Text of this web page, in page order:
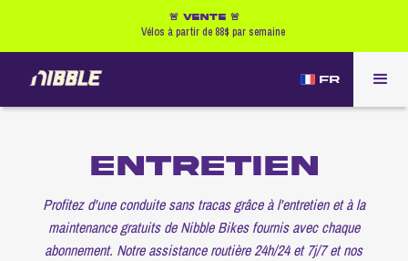
🚨 VENTE 🚨
Vélos à partir de 88$ par semaine
FR
ENTRETIEN
Profitez d'une conduite sans tracas grâce à l'entretien et à la
maintenance gratuits de Nibble Bikes fournis avec chaque
abonnement. Notre assistance routière 24h/24 et 7j/7 et nos